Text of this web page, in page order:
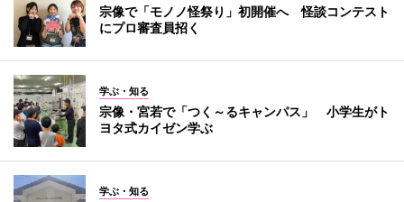
宗像で「モノノ怪祭り」初開催へ 怪談コンテスト
にプロ審査員招く
学ぶ・知る
宗像・宮若で「つく～るキャンパス」 小学生がト
ヨタ式カイゼン学ぶ
学ぶ・知る